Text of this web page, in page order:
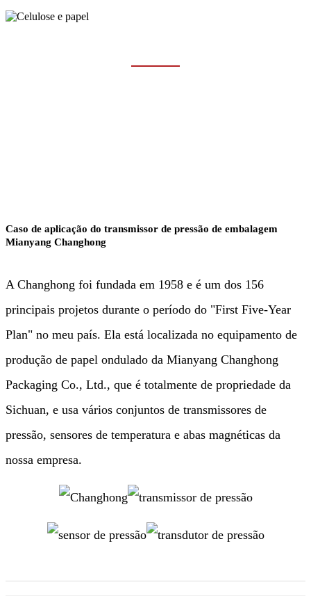
Caso de aplicação do transmissor de pressão de embalagem
Mianyang Changhong
A Changhong foi fundada em 1958 e é um dos 156
principais projetos durante o período do "First Five-Year
Plan" no meu país. Ela está localizada no equipamento de
produção de papel ondulado da Mianyang Changhong
Packaging Co., Ltd., que é totalmente de propriedade da
Sichuan, e usa vários conjuntos de transmissores de
pressão, sensores de temperatura e abas magnéticas da
nossa empresa.